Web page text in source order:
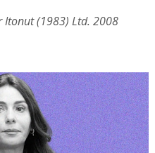
Itonut (1983) Ltd. 2008